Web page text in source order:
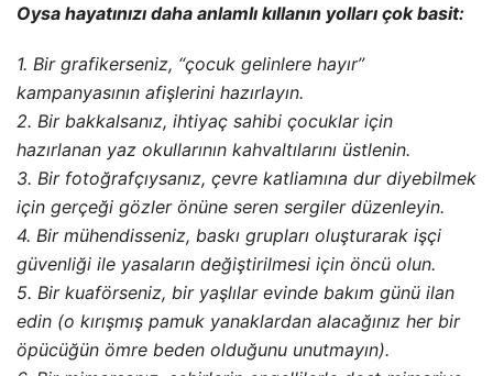
Oysa hayatınızı daha anlamlı kıllanın yolları çok basit:
1. Bir grafikerseniz, “çocuk gelinlere hayır”
kampanyasının afişlerini hazırlayın.
2. Bir bakkalsanız, ihtiyaç sahibi çocuklar için
hazırlanan yaz okullarının kahvaltılarını üstlenin.
3. Bir fotoğrafçıysanız, çevre katliamına dur diyebilmek
için gerçeği gözler önüne seren sergiler düzenleyin.
4. Bir mühendisseniz, baskı grupları oluşturarak işçi
güvenliği ile yasaların değiştirilmesi için öncü olun.
5. Bir kuaförseniz, bir yaşlılar evinde bakım günü ilan
edin (o kırışmış pamuk yanaklardan alacağınız her bir
öpücüğün ömre beden olduğunu unutmayın).